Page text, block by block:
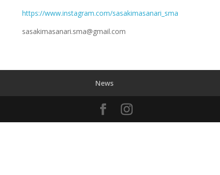
https://www.instagram.com/sasakimasanari_sma
sasakimasanari.sma@gmail.com
News